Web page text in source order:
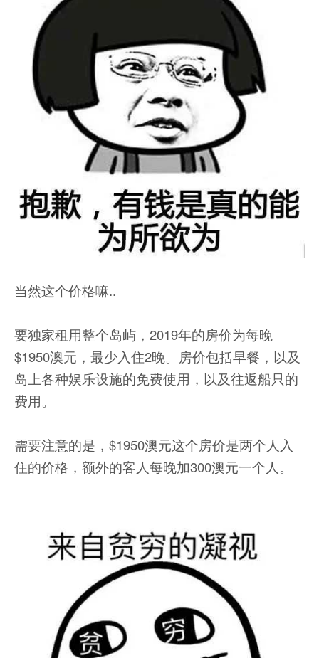
当然这个价格嘛..
要独家租用整个岛屿，2019年的房价为每晚
$1950澳元，最少入住2晚。房价包括早餐，以及
岛上各种娱乐设施的免费使用，以及往返船只的
费用。
需要注意的是，$1950澳元这个房价是两个人入
住的价格，额外的客人每晚加300澳元一个人。